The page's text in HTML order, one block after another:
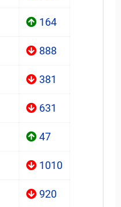
164
888
381
631
47
1010
920